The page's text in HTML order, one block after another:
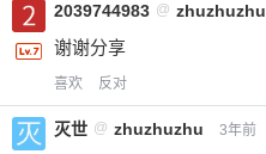
2039744983 @ zhuzhuzhu
谢谢分享
喜欢 反对
灭世 @ zhuzhuzhu 3年前